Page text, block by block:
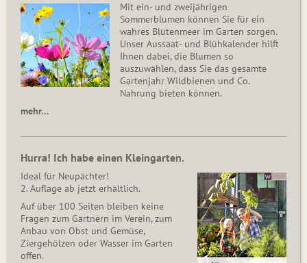
Mit ein- und zweijährigen
Sommerblumen können Sie für ein
wahres Blütenmeer im Garten sorgen.
Unser Aussaat- und Blühkalender hilft
Ihnen dabei, die Blumen so
auszuwählen, dass Sie das gesamte
Gartenjahr Wildbienen und Co.
Nahrung bieten können.
mehr…
Hurra! Ich habe einen Kleingarten.
Ideal für Neupächter!
2. Auflage ab jetzt erhältlich.
Auf über 100 Seiten bleiben keine
Fragen zum Gärtnern im Verein, zum
Anbau von Obst und Gemüse,
Ziergehölzen oder Wasser im Garten
offen.